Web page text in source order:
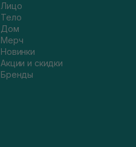
Лицо
Тело
Дом
Мерч
Новинки
Акции и скидки
Бренды